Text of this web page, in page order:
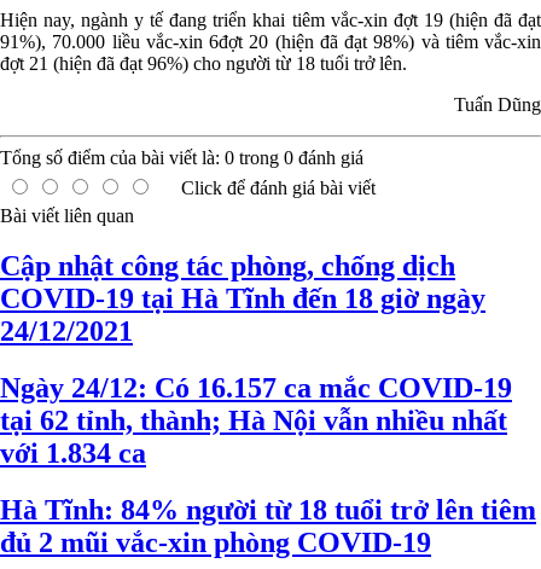
Hiện nay, ngành y tế đang triển khai tiêm vắc-xin đợt 19 (hiện đã đạt
91%), 70.000 liều vắc-xin 6đợt 20 (hiện đã đạt 98%) và tiêm vắc-xin
đợt 21 (hiện đã đạt 96%) cho người từ 18 tuổi trở lên.
Tuấn Dũng
Tổng số điểm của bài viết là: 0 trong 0 đánh giá
Click để đánh giá bài viết
Bài viết liên quan
Cập nhật công tác phòng, chống dịch
COVID-19 tại Hà Tĩnh đến 18 giờ ngày
24/12/2021
Ngày 24/12: Có 16.157 ca mắc COVID-19
tại 62 tỉnh, thành; Hà Nội vẫn nhiều nhất
với 1.834 ca
Hà Tĩnh: 84% người từ 18 tuổi trở lên tiêm
đủ 2 mũi vắc-xin phòng COVID-19